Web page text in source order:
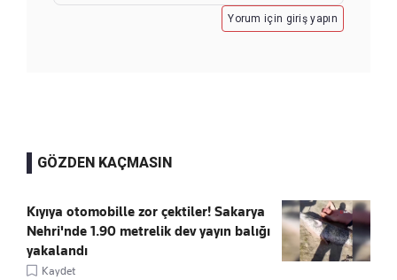
Yorum için giriş yapın
GÖZDEN KAÇMASIN
Kıyıya otomobille zor çektiler! Sakarya
Nehri'nde 1.90 metrelik dev yayın balığı
yakalandı
Kaydet